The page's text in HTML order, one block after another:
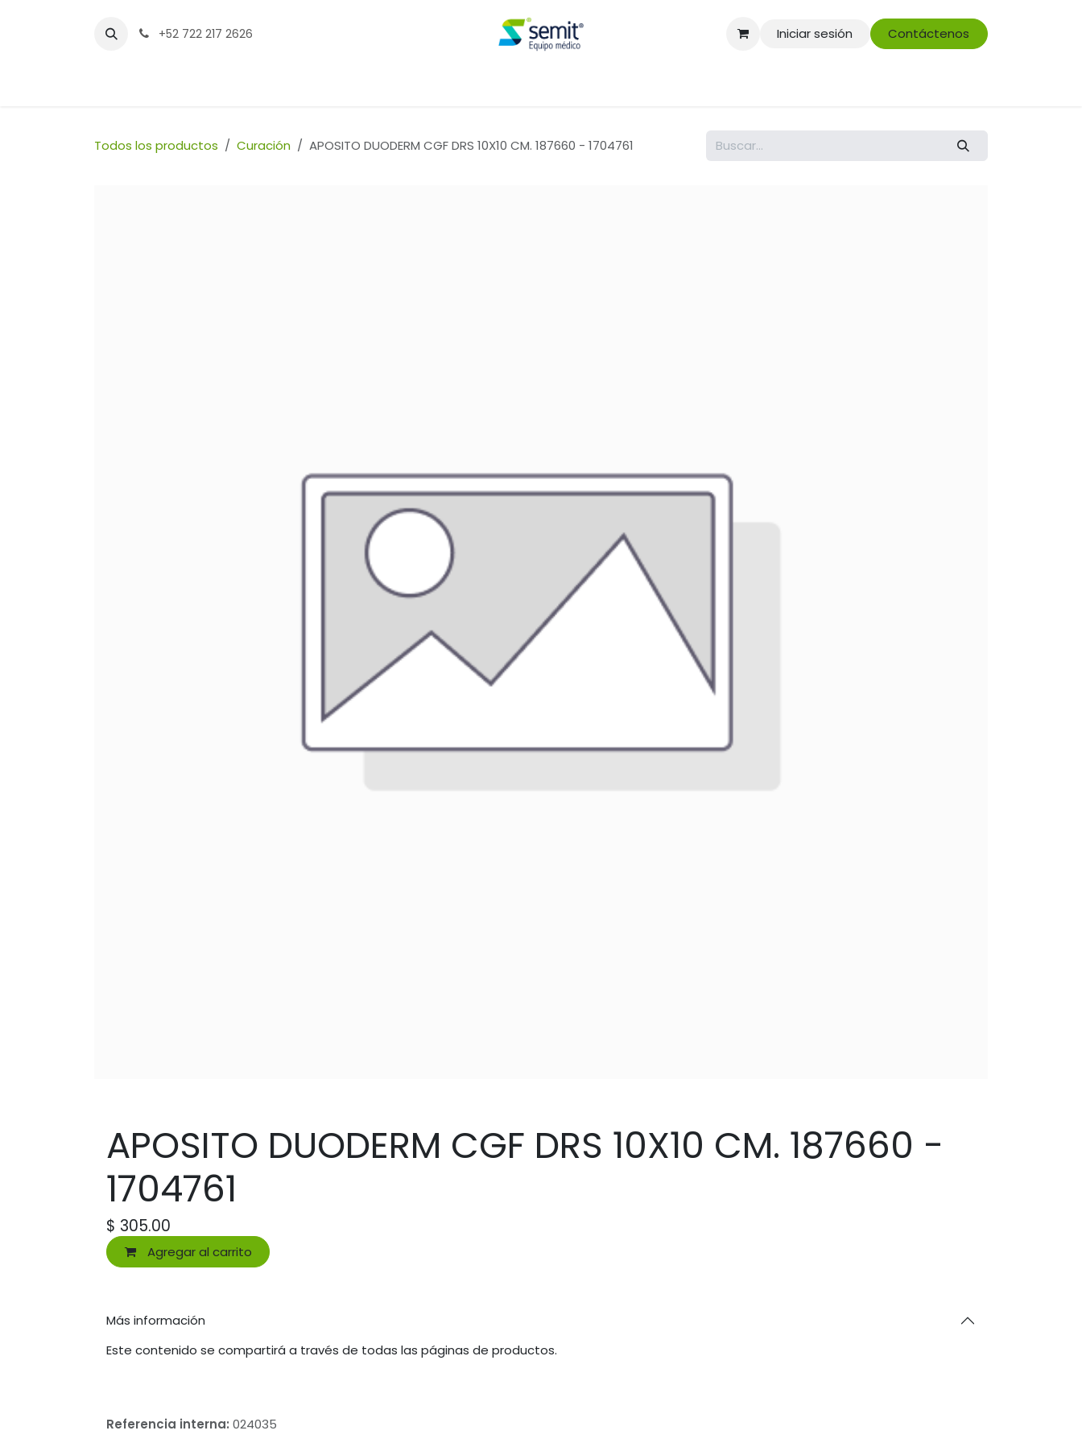
+52 722 217 2626 Iniciar sesión Contáctenos
Todos los productos Curación APOSITO DUODERM CGF DRS 10X10 CM. 187660 - 1704761
APOSITO DUODERM CGF DRS 10X10 CM. 187660 -
1704761
$ 305.00
Agregar al carrito
Más información
Este contenido se compartirá a través de todas las páginas de productos.
Referencia interna: 024035